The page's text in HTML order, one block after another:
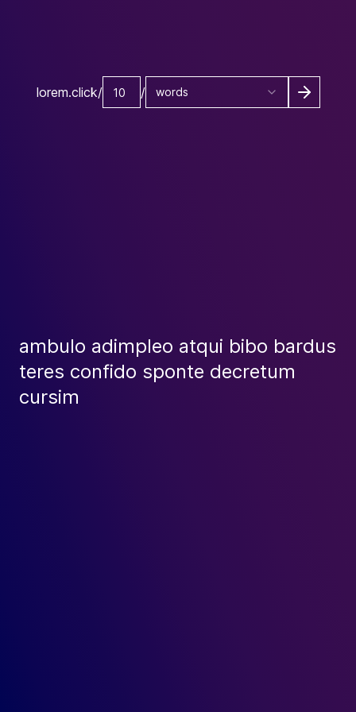
lorem.click/ / words Go
ambulo adimpleo atqui bibo bardus
teres confido sponte decretum
cursim